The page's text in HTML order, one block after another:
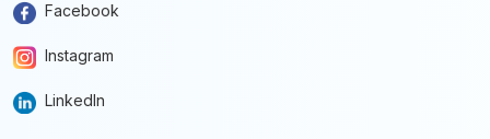
Facebook
Instagram
LinkedIn